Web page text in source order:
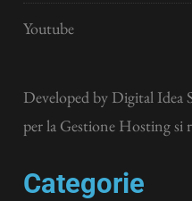
Youtube
Developed by Digital Idea
per la Gestione Hosting si
Categorie